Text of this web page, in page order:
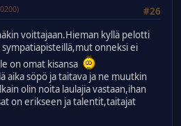
#26
voittajaan.Hieman kyllä pelotti
onneksi ei
on omat kisansa
aika söpö ja taitava ja ne muutkin
olin noita laulajia vastaan,ihan
on erikseen ja talentit,taitajat